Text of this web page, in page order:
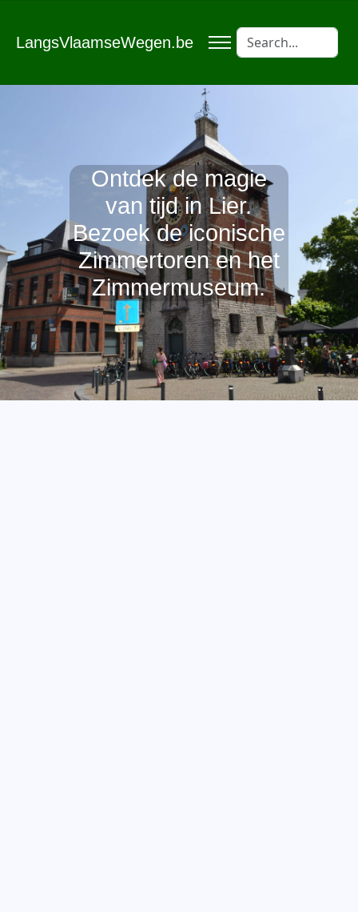
LangsVlaamseWegen.be
Ontdek de magie
van tijd in Lier.
Bezoek de iconische
Zimmertoren en het
Zimmermuseum.